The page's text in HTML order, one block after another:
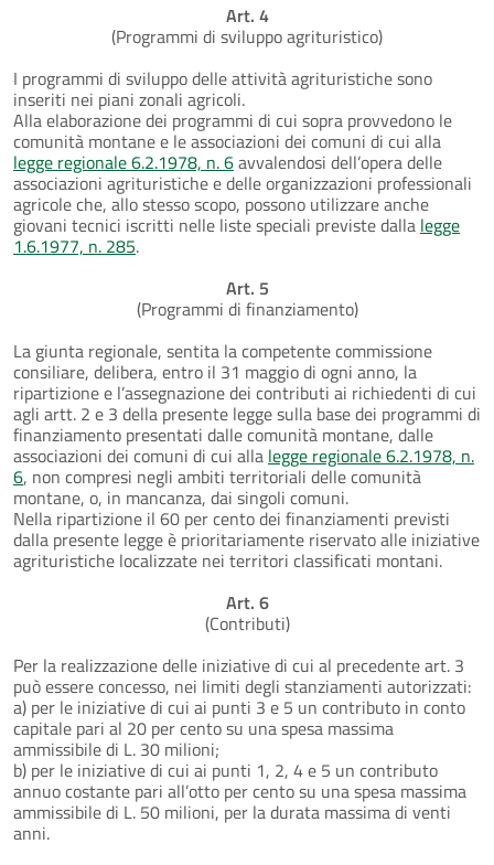
Art. 4
(Programmi di sviluppo agrituristico)
I programmi di sviluppo delle attività agrituristiche sono
inseriti nei piani zonali agricoli.
Alla elaborazione dei programmi di cui sopra provvedono le
comunità montane e le associazioni dei comuni di cui alla
legge regionale 6.2.1978, n. 6avvalendosi dell’opera delle
associazioni agrituristiche e delle organizzazioni professionali
agricole che, allo stesso scopo, possono utilizzare anche
giovani tecnici iscritti nelle liste speciali previste dalla legge
1.6.1977, n. 285.
Art. 5
(Programmi di finanziamento)
La giunta regionale, sentita la competente commissione
consiliare, delibera, entro il 31 maggio di ogni anno, la
ripartizione e l’assegnazione dei contributi ai richiedenti di cui
agli artt. 2 e 3 della presente legge sulla base dei programmi di
finanziamento presentati dalle comunità montane, dalle
associazioni dei comuni di cui alla legge regionale 6.2.1978, n.
6, non compresi negli ambiti territoriali delle comunità
montane, o, in mancanza, dai singoli comuni.
Nella ripartizione il 60 per cento dei finanziamenti previsti
dalla presente legge è prioritariamente riservato alle iniziative
agrituristiche localizzate nei territori classificati montani.
Art. 6
(Contributi)
Per la realizzazione delle iniziative di cui al precedente art. 3
può essere concesso, nei limiti degli stanziamenti autorizzati:
a) per le iniziative di cui ai punti 3 e 5 un contributo in conto
capitale pari al 20 per cento su una spesa massima
ammissibile di L. 30 milioni;
b) per le iniziative di cui ai punti 1, 2, 4 e 5 un contributo
annuo costante pari all’otto per cento su una spesa massima
ammissibile di L. 50 milioni, per la durata massima di venti
anni.